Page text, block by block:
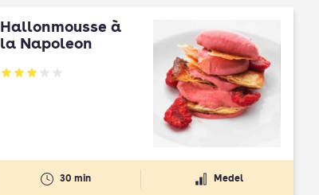
Hallonmousse à
la Napoleon
Betyg: 3 av 5
30 min Medel